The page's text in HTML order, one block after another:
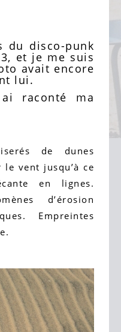
du disco-punk
et je me suis
avait encore
lui.
raconté ma
de dunes
vent jusqu’à ce
en lignes.
d’érosion
Empreintes